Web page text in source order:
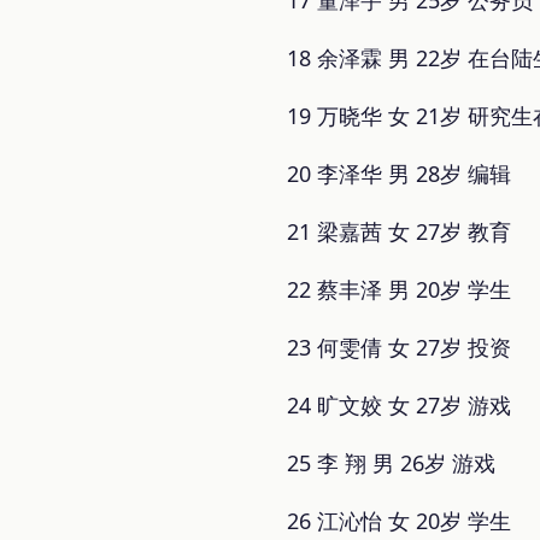
18 余泽霖 男 22岁 在台陆
19 万晓华 女 21岁 研究生
20 李泽华 男 28岁 编辑
21 梁嘉茜 女 27岁 教育
22 蔡丰泽 男 20岁 学生
23 何雯倩 女 27岁 投资
24 旷文姣 女 27岁 游戏
25 李 翔 男 26岁 游戏
26 江沁怡 女 20岁 学生